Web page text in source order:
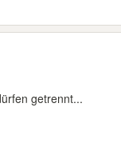
getrennt...